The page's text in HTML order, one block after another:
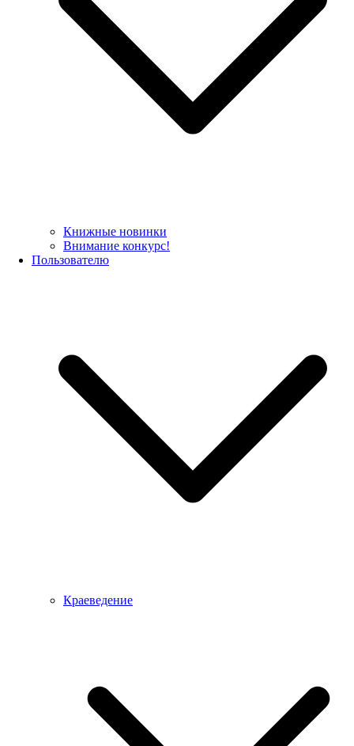
Книжные новинки
Внимание конкурс!
Пользователю
Краеведение